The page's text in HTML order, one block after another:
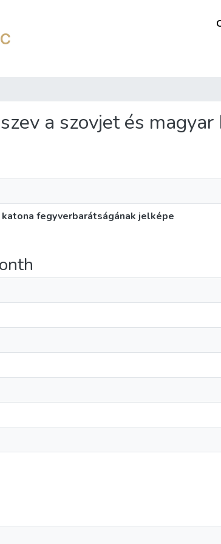
a szovjet és
katona fegyverbarátságának jelképe